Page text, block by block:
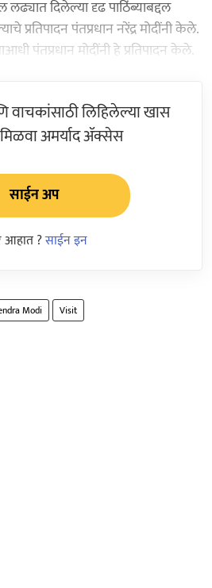
लढ्यात दिलेल्या दृढ पाठिंब्याबद्दल
प्रतिपादन पंतप्रधान नरेंद्र मोदींनी केले.
पंतप्रधान मोदींनी हे प्रतिपादन केले.
लिहिलेल्या खास
अमर्याद ॲक्सेस
साईन अप
आहात ?साईन इन
Modi Visit